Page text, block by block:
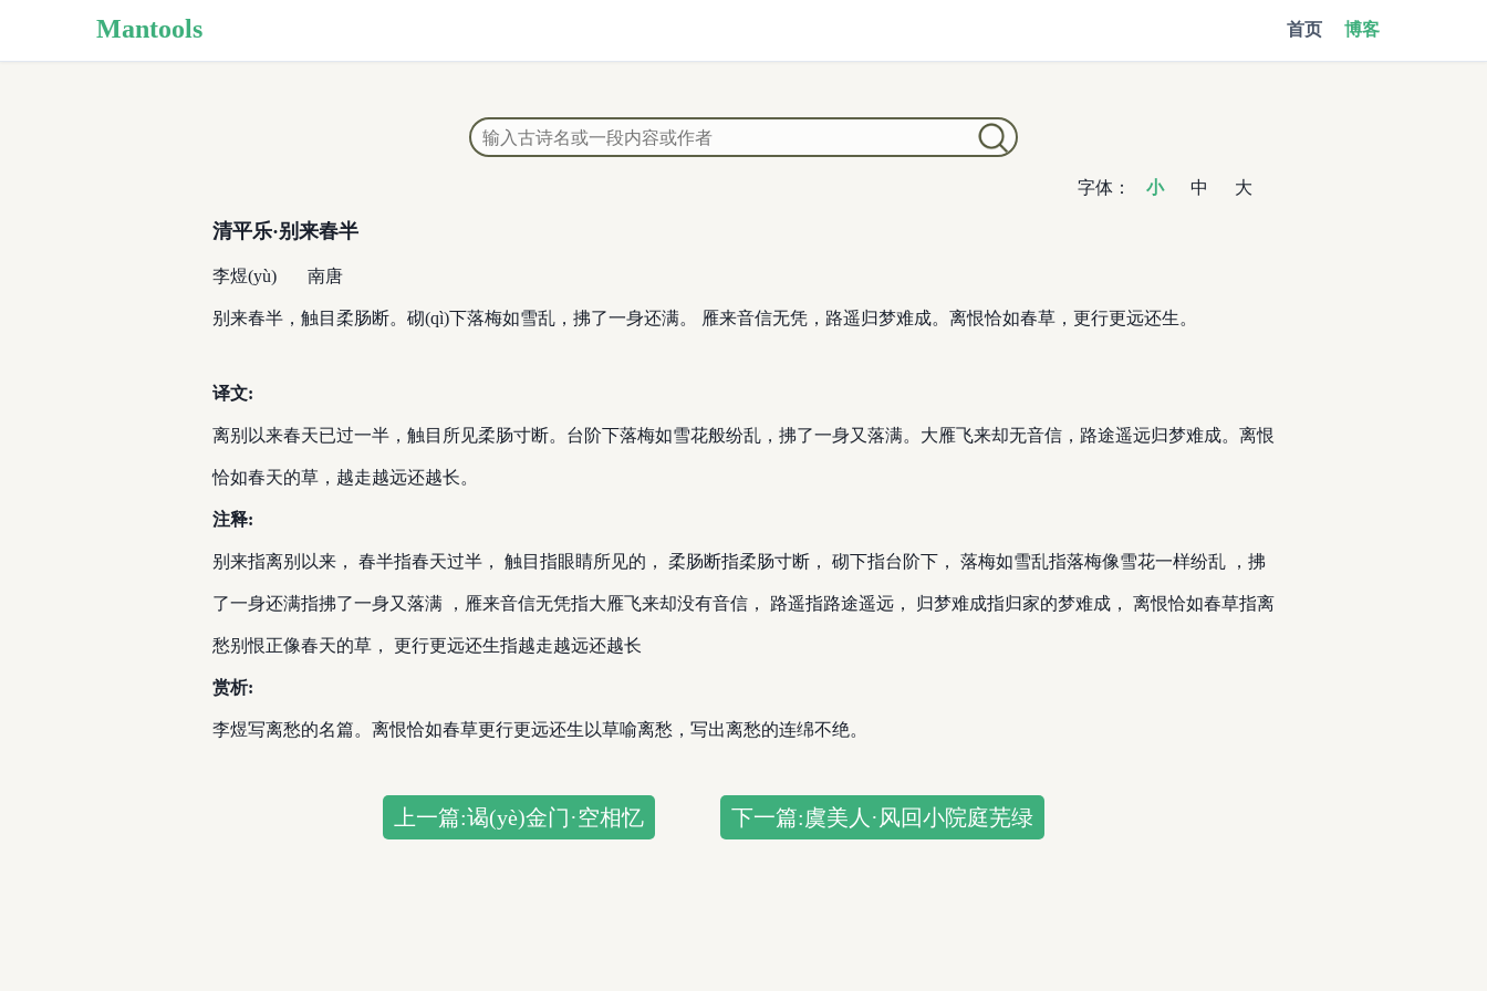
Mantools 首页 博客
字体： 小 中 大
清平乐·别来春半
李煜(yù) 南唐
别来春半，触目柔肠断。砌(qì)下落梅如雪乱，拂了一身还满。 雁来音信无凭，路遥归梦难成。离恨恰如春草，更行更远还生。
译文:
离别以来春天已过一半，触目所见柔肠寸断。台阶下落梅如雪花般纷乱，拂了一身又落满。大雁飞来却无音信，路途遥远归梦难成。离恨
恰如春天的草，越走越远还越长。
注释:
别来指离别以来， 春半指春天过半， 触目指眼睛所见的， 柔肠断指柔肠寸断， 砌下指台阶下， 落梅如雪乱指落梅像雪花一样纷乱 ，拂
了一身还满指拂了一身又落满 ，雁来音信无凭指大雁飞来却没有音信， 路遥指路途遥远， 归梦难成指归家的梦难成， 离恨恰如春草指离
愁别恨正像春天的草， 更行更远还生指越走越远还越长
赏析:
李煜写离愁的名篇。离恨恰如春草更行更远还生以草喻离愁，写出离愁的连绵不绝。
上一篇:谒(yè)金门·空相忆 下一篇:虞美人·风回小院庭芜绿